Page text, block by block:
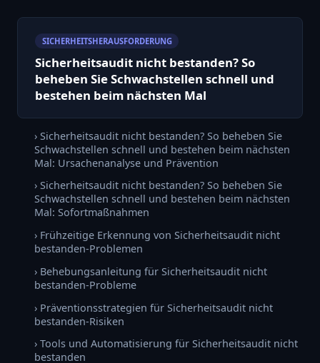
SICHERHEITSHERAUSFORDERUNG
Sicherheitsaudit nicht bestanden? So
beheben Sie Schwachstellen schnell und
bestehen beim nächsten Mal
› Sicherheitsaudit nicht bestanden? So beheben Sie
Schwachstellen schnell und bestehen beim nächsten
Mal: Ursachenanalyse und Prävention
› Sicherheitsaudit nicht bestanden? So beheben Sie
Schwachstellen schnell und bestehen beim nächsten
Mal: Sofortmaßnahmen
› Frühzeitige Erkennung von Sicherheitsaudit nicht
bestanden-Problemen
› Behebungsanleitung für Sicherheitsaudit nicht
bestanden-Probleme
› Präventionsstrategien für Sicherheitsaudit nicht
bestanden-Risiken
› Tools und Automatisierung für Sicherheitsaudit nicht
bestanden